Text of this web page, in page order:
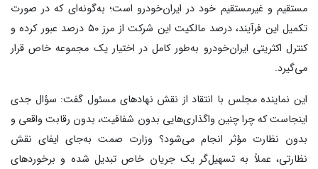
مستقیم و غیرمستقیم خود در ایران‌خودرو است؛ به‌گونه‌ای که در صورت
تکمیل این فرآیند، درصد مالکیت این شرکت از مرز ۵۰ درصد عبور کرده و
کنترل اکثریتی ایران‌خودرو به‌طور کامل در اختیار یک مجموعه خاص قرار
می‌گیرد.
این نماینده مجلس با انتقاد از نقش نهادهای مسئول گفت: سؤال جدی
اینجاست که چرا چنین واگذاری‌هایی بدون شفافیت، بدون رقابت واقعی و
بدون نظارت مؤثر انجام می‌شود؟ وزارت صمت به‌جای ایفای نقش
نظارتی، عملاً به تسهیل‌گر یک جریان خاص تبدیل شده و برخوردهای